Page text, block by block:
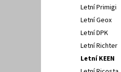
Letní Primigi
Letní Geox
Letní DPK
Letní Richter
Letní KEEN